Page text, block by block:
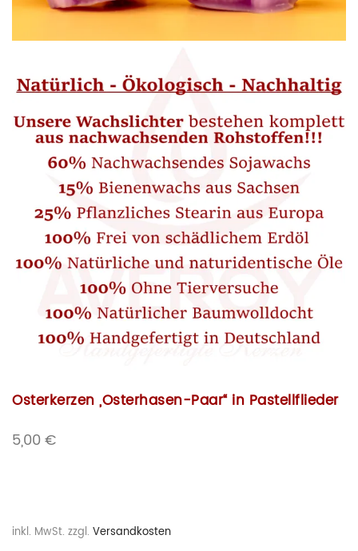
Osterkerzen „Osterhasen-Paar“ in Pastellflieder
5,00€
inkl. MwSt. zzgl. Versandkosten